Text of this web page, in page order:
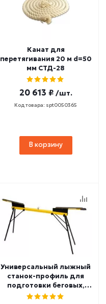
Канат для
перетягивания 20 м d=50
мм СТД-28
20 613 ₽ /шт.
Код товара: spt0050365
В корзину
Универсальный лыжный
станок-профиль для
подготовки беговых,
горных лыж и